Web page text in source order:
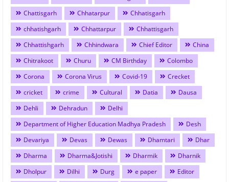
Chattisgarh
Chhatarpur
Chhatisgarh
chhatishgarh
Chhattarpur
Chhattisgarh
Chhattishgarh
Chhindwara Chief Editor
China
Chitrakoot
Churu CM Birthday
Colombo
Corona
Corona Virus Covid-19
Crecket
cricket
crime Cultural Datia
Dausa
Dehli
Dehradun
Delhi
Department of Higher Education Madhya Pradesh
Desh
Devariya
Devas Dewas Dhamtari
Dhar
Dharma
Dharma&Jotishi Dharmik
Dharnik
Dholpur
Dilhi Durg e paper
Editor